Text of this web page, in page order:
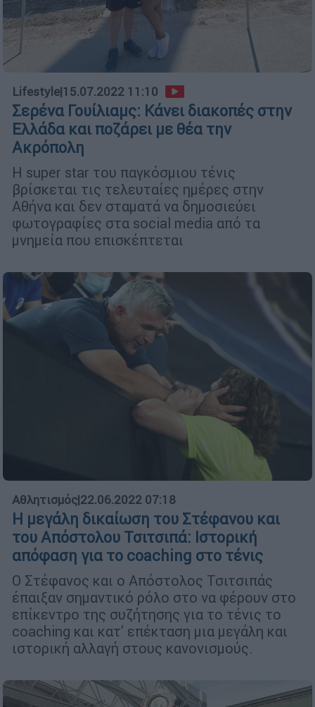
Lifestyle|15.07.2022 11:10
Σερένα Γουίλιαμς: Κάνει διακοπές στην
Ελλάδα και ποζάρει με θέα την
Ακρόπολη
Η super star του παγκόσμιου τένις
βρίσκεται τις τελευταίες ημέρες στην
Αθήνα και δεν σταματά να δημοσιεύει
φωτογραφίες στα social media από τα
μνημεία που επισκέπτεται
Αθλητισμός|22.06.2022 07:18
Η μεγάλη δικαίωση του Στέφανου και
του Απόστολου Τσιτσιπά: Ιστορική
απόφαση για το coaching στο τένις
Ο Στέφανος και ο Απόστολος Τσιτσιπάς
έπαιξαν σημαντικό ρόλο στο να φέρουν στο
επίκεντρο της συζήτησης για το τένις το
coaching και κατ' επέκταση μια μεγάλη και
ιστορική αλλαγή στους κανονισμούς.